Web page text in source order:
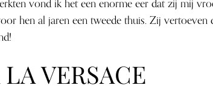
vond ik het een enorme eer dat zij mij
hen al jaren een tweede thuis. Zij
VERSACE